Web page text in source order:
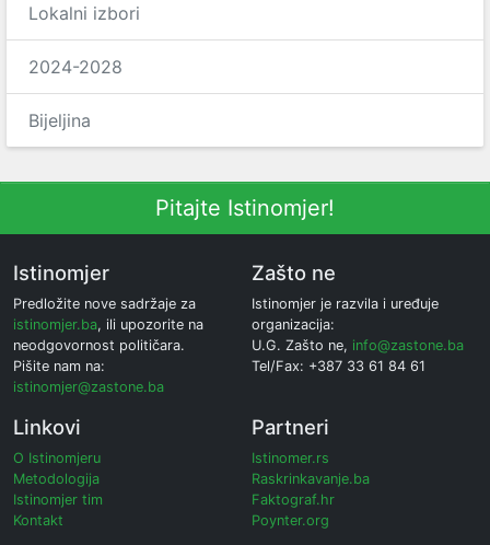
Lokalni izbori
2024-2028
Bijeljina
Pitajte Istinomjer!
Istinomjer
Predložite nove sadržaje za
istinomjer.ba, ili upozorite na
neodgovornost političara.
Pišite nam na:
istinomjer@zastone.ba
Zašto ne
Istinomjer je razvila i uređuje
organizacija:
U.G. Zašto ne, info@zastone.ba
Tel/Fax: +387 33 61 84 61
Linkovi
O Istinomjeru
Metodologija
Istinomjer tim
Kontakt
Partneri
Istinomer.rs
Raskrinkavanje.ba
Faktograf.hr
Poynter.org